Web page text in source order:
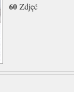
60 Zdjęć